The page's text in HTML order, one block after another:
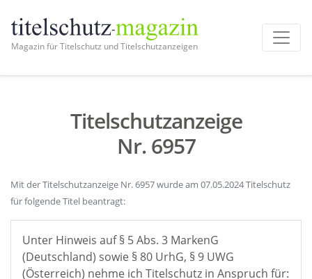
Magazin für Titelschutz und Titelschutzanzeigen
Titelschutzanzeige
Nr. 6957
Mit der Titelschutzanzeige Nr. 6957 wurde am 07.05.2024 Titelschutz
für folgende Titel beantragt:
Unter Hinweis auf § 5 Abs. 3 MarkenG
(Deutschland) sowie § 80 UrhG, § 9 UWG
(Österreich) nehme ich Titelschutz in Anspruch für: